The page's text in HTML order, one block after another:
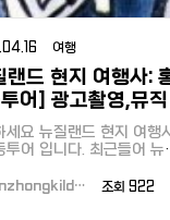
시면 됩니다. 진행: 1. 지금
(아래 링크, 끝) 2. 8월 중순
— 입장 순서대로 우선
등) 4. 솔직한 피드백 1
급 (절차 간단, 매칭 전 안
유리한 이유: 1기는 소수
장 순서 = 우선순위(전
원 차면 게시글 내려갑니
네임(영어) 예) 0609 /
Tom (지역 구분용, 한 번
여행
랜드 현지 여행사:
어] 광고촬영,뮤
다큐멘터리 그리고
방문은 홍길동투
께…
현지 여행사
입니다. 최근들어 뉴질
많아졌었는데요 태연,그
마무의 뮤직비디오를 뉴
nzhongkild… 조회 922